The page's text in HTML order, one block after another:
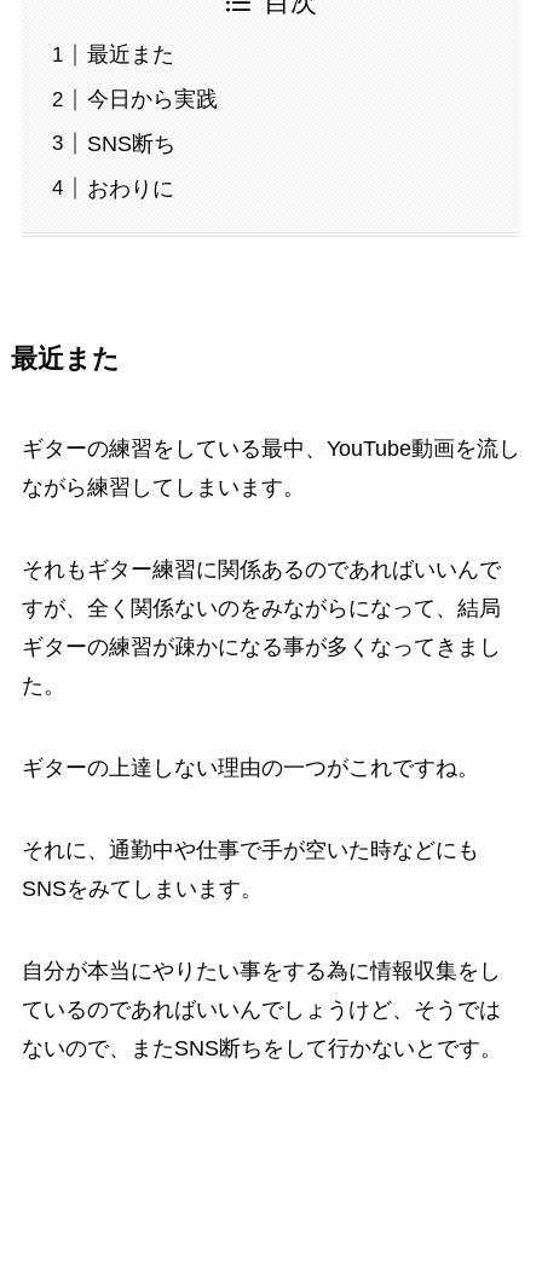
最近また
今日から実践
SNS断ち
おわりに
最近また
ギターの練習をしている最中、YouTube動画を流し
ながら練習してしまいます。
それもギター練習に関係あるのであればいいんで
すが、全く関係ないのをみながらになって、結局
ギターの練習が疎かになる事が多くなってきまし
た。
ギターの上達しない理由の一つがこれですね。
それに、通勤中や仕事で手が空いた時などにも
SNSをみてしまいます。
自分が本当にやりたい事をする為に情報収集をし
ているのであればいいんでしょうけど、そうでは
ないので、またSNS断ちをして行かないとです。